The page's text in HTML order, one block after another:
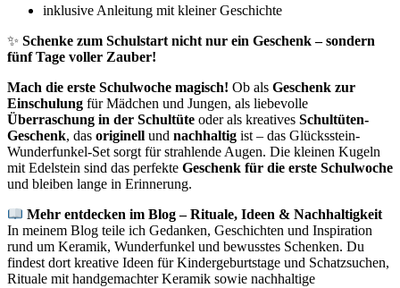
inklusive Anleitung mit kleiner Geschichte
✨ Schenke zum Schulstart nicht nur ein Geschenk – sondern
fünf Tage voller Zauber!
Mach die erste Schulwoche magisch! Ob als Geschenk zur
Einschulung für Mädchen und Jungen, als liebevolle
Überraschung in der Schultüte oder als kreatives Schultüten-
Geschenk, das originell und nachhaltig ist – das Glücksstein-
Wunderfunkel-Set sorgt für strahlende Augen. Die kleinen Kugeln
mit Edelstein sind das perfekte Geschenk für die erste Schulwoche
und bleiben lange in Erinnerung.
Mehr entdecken im Blog – Rituale, Ideen & Nachhaltigkeit
In meinem Blog teile ich Gedanken, Geschichten und Inspiration
rund um Keramik, Wunderfunkel und bewusstes Schenken. Du
findest dort kreative Ideen für Kindergeburtstage und Schatzsuchen,
Rituale mit handgemachter Keramik sowie nachhaltige